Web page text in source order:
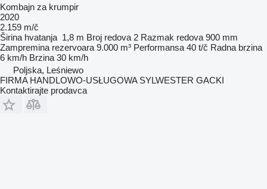
Kombajn za krumpir
2020
2.159 m/č
Širina hvatanja 1,8 m Broj redova 2 Razmak redova 900 mm
Zampremina rezervoara 9.000 m³ Performansa 40 t/č Radna brzina
6 km/h Brzina 30 km/h
Poljska, Leśniewo
FIRMA HANDLOWO-USŁUGOWA SYLWESTER GACKI
Kontaktirajte prodavca